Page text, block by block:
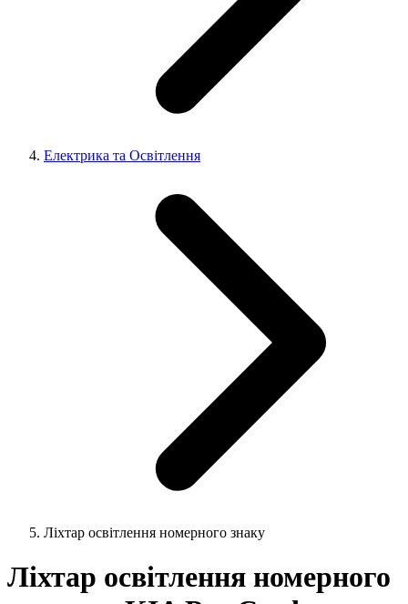
Електрика та Освітлення
Ліхтар освітлення номерного знаку
Ліхтар освітлення номерного